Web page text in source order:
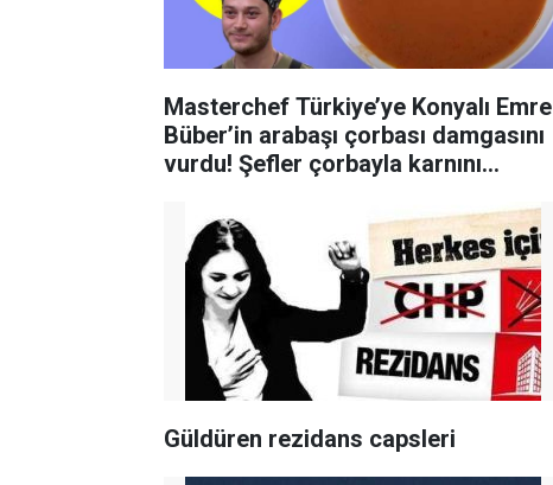
Masterchef Türkiye’ye Konyalı Emre
Büber’in arabaşı çorbası damgasını
vurdu! Şefler çorbayla karnını
Güldüren rezidans capsleri